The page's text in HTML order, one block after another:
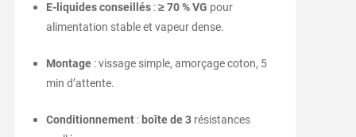
E-liquides conseillés:≥ 70 % VG pour
alimentation stable et vapeur dense.
Montage: vissage simple, amorçage coton, 5
min d’attente.
Conditionnement: boîte de 3résistances